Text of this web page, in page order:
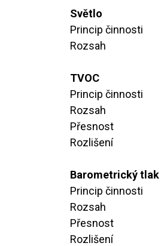
Světlo
Princip činnosti ​ ​ ​ ​ ​ ​​
Rozsah ​ ​ ​ ​ ​ ​ ​ ​ ​​
TVOC
Princip činnosti ​ ​ ​ ​ ​ ​ ​
Rozsah ​ ​ ​ ​ ​ ​ ​ ​ ​ ​
Přesnost ​ ​ ​ ​ ​ ​ ​ ​
Rozlišení ​ ​ ​ ​ ​ ​ ​ ​
Barometrický tlak
Princip činnosti ​ ​ ​ ​ ​ ​​
Rozsah ​ ​ ​ ​ ​ ​ ​ ​ ​
Přesnost ​ ​ ​ ​ ​ ​ ​ ​
Rozlišení ​ ​ ​ ​ ​ ​ ​ ​